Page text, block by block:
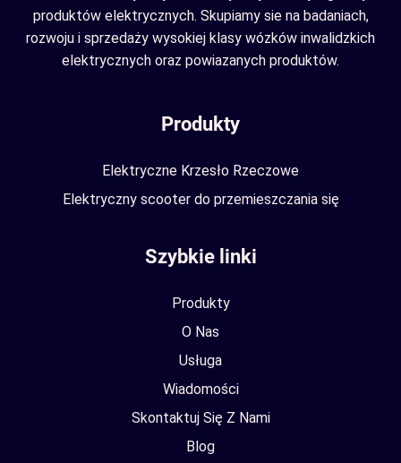
produktów elektrycznych. Skupiamy sie na badaniach,
rozwoju i sprzedaży wysokiej klasy wózków inwalidzkich
elektrycznych oraz powiazanych produktów.
Produkty
Elektryczne Krzesło Rzeczowe
Elektryczny scooter do przemieszczania się
Szybkie linki
Produkty
O Nas
Usługa
Wiadomości
Skontaktuj Się Z Nami
Blog